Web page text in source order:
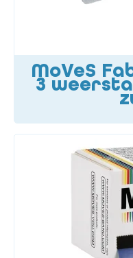
MoVeS
3